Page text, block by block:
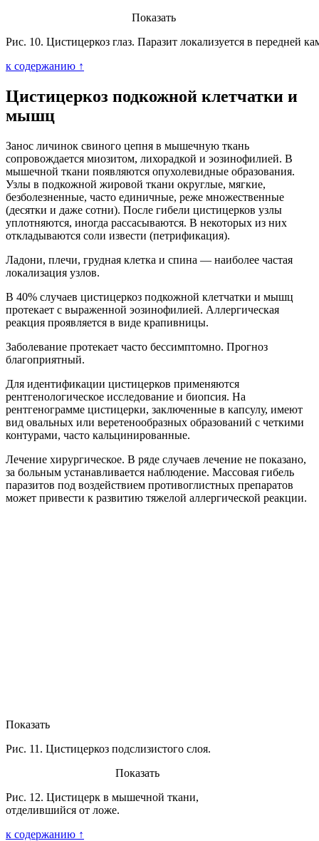
Показать
Рис. 10. Цистицеркоз глаз. Паразит локализуется в передней
к содержанию ↑
Цистицеркоз подкожной клетчатки и
мышц
Занос личинок свиного цепня в мышечную ткань
сопровождается миозитом, лихорадкой и эозинофилией. В
мышечной ткани появляются опухолевидные образования.
Узлы в подкожной жировой ткани округлые, мягкие,
безболезненные, часто единичные, реже множественные
(десятки и даже сотни). После гибели цистицерков узлы
уплотняются, иногда рассасываются. В некоторых из них
откладываются соли извести (петрификация).
Ладони, плечи, грудная клетка и спина — наиболее частая
локализация узлов.
В 40% случаев цистицеркоз подкожной клетчатки и мышц
протекает с выраженной эозинофилией. Аллергическая
реакция проявляется в виде крапивницы.
Заболевание протекает часто бессимптомно. Прогноз
благоприятный.
Для идентификации цистицерков применяются
рентгенологическое исследование и биопсия. На
рентгенограмме цистицерки, заключенные в капсулу, имеют
вид овальных или веретенообразных образований с четкими
контурами, часто кальцинированные.
Лечение хирургическое. В ряде случаев лечение не показано,
за больным устанавливается наблюдение. Массовая гибель
паразитов под воздействием противоглистных препаратов
может привести к развитию тяжелой аллергической реакции.
Показать
Рис. 11. Цистицеркоз подслизистого слоя.
Показать
Рис. 12. Цистицерк в мышечной ткани,
отделившийся от ложе.
к содержанию ↑